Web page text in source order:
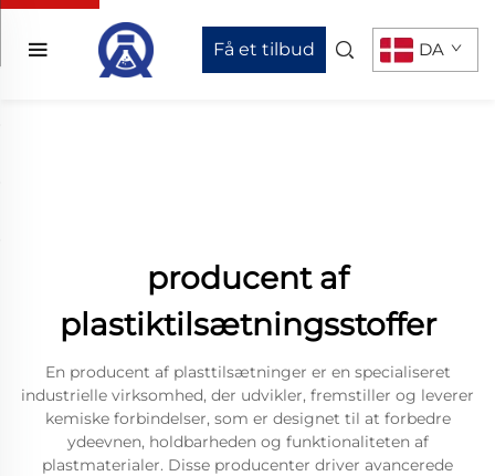
Få et tilbud DA
producent af
plastiktilsætningsstoffer
En producent af plasttilsætninger er en specialiseret
industrielle virksomhed, der udvikler, fremstiller og leverer
kemiske forbindelser, som er designet til at forbedre
ydeevnen, holdbarheden og funktionaliteten af
plastmaterialer. Disse producenter driver avancerede